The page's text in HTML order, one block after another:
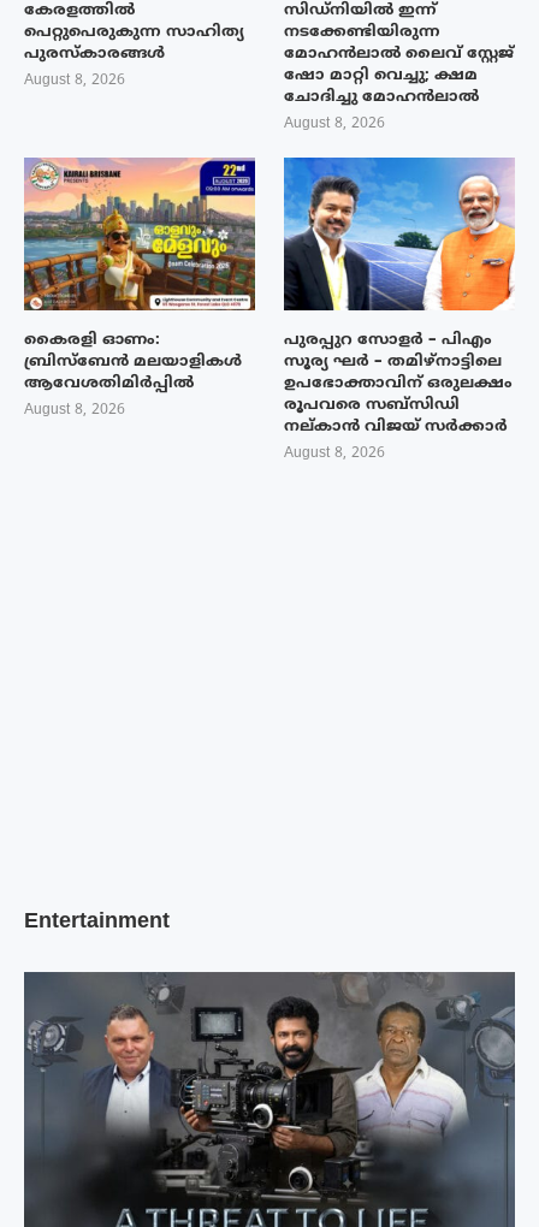
കേരളത്തിൽ
പെറ്റുപെരുകുന്ന സാഹിത്യ
പുരസ്‌കാരങ്ങൾ
August 8, 2026
സിഡ്നിയിൽ ഇന്ന്
നടക്കേണ്ടിയിരുന്ന
മോഹൻലാൽ ലൈവ് സ്റ്റേജ്
ഷോ മാറ്റി വെച്ചു; ക്ഷമ
ചോദിച്ചു മോഹൻലാൽ
August 8, 2026
കൈരളി ഓണം:
ബ്രിസ്ബേൻ മലയാളികൾ
ആവേശതിമിർപ്പിൽ
August 8, 2026
പുരപ്പുറ സോളർ – പിഎം
സൂര്യ ഘർ – തമിഴ്നാട്ടിലെ
ഉപഭോക്താവിന് ഒരുലക്ഷം
രൂപവരെ സബ്സിഡി
നല്കാൻ വിജയ് സർക്കാർ
August 8, 2026
Entertainment